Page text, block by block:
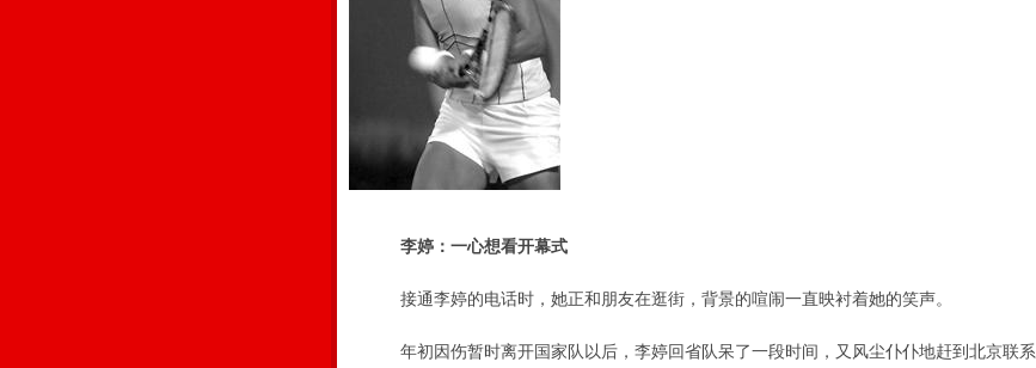
李婷：一心想看开幕式
接通李婷的电话时，她正和朋友在逛街，背景的喧闹一直映衬着她的笑声。
年初因伤暂时离开国家队以后，李婷回省队呆了一段时间，又风尘仆仆地赶到北京联系